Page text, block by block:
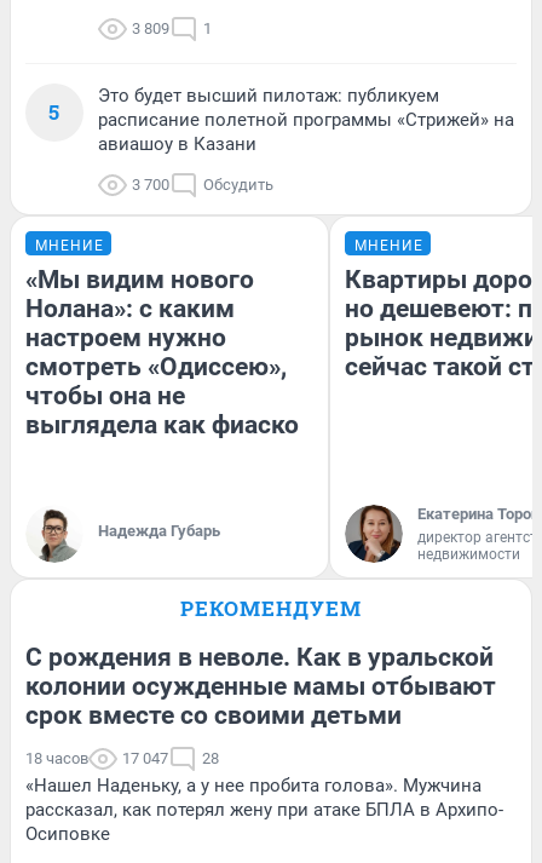
3 809 1
5
Это будет высший пилотаж: публикуем
расписание полетной программы «Стрижей» на
авиашоу в Казани
3 700 Обсудить
МНЕНИЕ
«Мы видим нового
Нолана»: с каким
настроем нужно
смотреть «Одиссею»,
чтобы она не
выглядела как фиаско
Надежда Губарь
МНЕНИЕ
Квартиры
но дешевеют:
рынок
сейчас такой
Екатерина
директор
недвижимости
РЕКОМЕНДУЕМ
С рождения в неволе. Как в уральской
колонии осужденные мамы отбывают
срок вместе со своими детьми
18 часов 17 047 28
«Нашел Наденьку, а у нее пробита голова». Мужчина
рассказал, как потерял жену при атаке БПЛА в Архипо-
Осиповке